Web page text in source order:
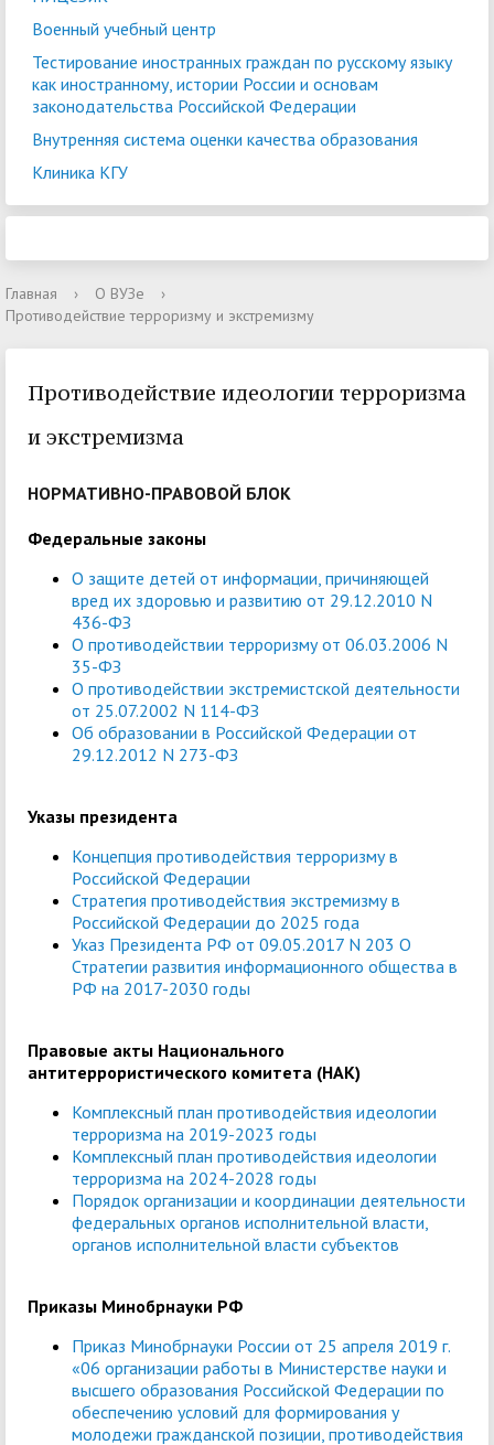
Военный учебный центр
Тестирование иностранных граждан по русскому языку
как иностранному, истории России и основам
законодательства Российской Федерации
Внутренняя система оценки качества образования
Клиника КГУ
Главная › О ВУЗе
›
Противодействие терроризму и экстремизму
Противодействие идеологии терроризма
и экстремизма
НОРМАТИВНО-ПРАВОВОЙ БЛОК
Федеральные законы
О защите детей от информации, причиняющей
вред их здоровью и развитию от 29.12.2010 N
436-ФЗ
О противодействии терроризму от 06.03.2006 N
35-ФЗ
О противодействии экстремистской деятельности
от 25.07.2002 N 114-ФЗ
Об образовании в Российской Федерации от
29.12.2012 N 273-ФЗ
Указы президента
Концепция противодействия терроризму в
Российской Федерации
Стратегия противодействия экстремизму в
Российской Федерации до 2025 года
Указ Президента РФ от 09.05.2017 N 203 О
Стратегии развития информационного общества в
РФ на 2017-2030 годы
Правовые акты Национального
антитеррористического комитета (НАК)
Комплексный план противодействия идеологии
терроризма на 2019-2023 годы
Комплексный план противодействия идеологии
терроризма на 2024-2028 годы
Порядок организации и координации деятельности
федеральных органов исполнительной власти,
органов исполнительной власти субъектов
Приказы Минобрнауки РФ
Приказ Минобрнауки России от 25 апреля 2019 г.
«06 организации работы в Министерстве науки и
высшего образования Российской Федерации по
обеспечению условий для формирования у
молодежи гражданской позиции, противодействия